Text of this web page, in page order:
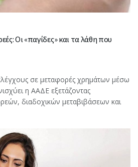
Οι «παγίδες» και τα λάθη που
σε μεταφορές χρημάτων μέσω
η ΑΑΔΕ εξετάζοντας
διαδοχικών μεταβιβάσεων και